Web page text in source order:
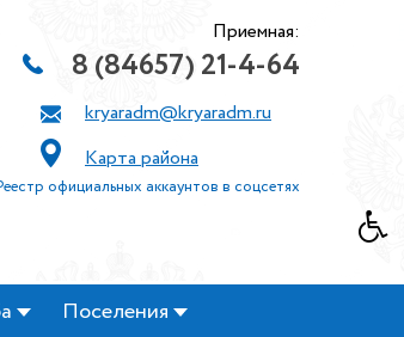
Приемная:
8 (84657) 21-4-64
kryaradm@kryaradm.ru
Карта района
официальных аккаунтов в соцсетях
Поселения